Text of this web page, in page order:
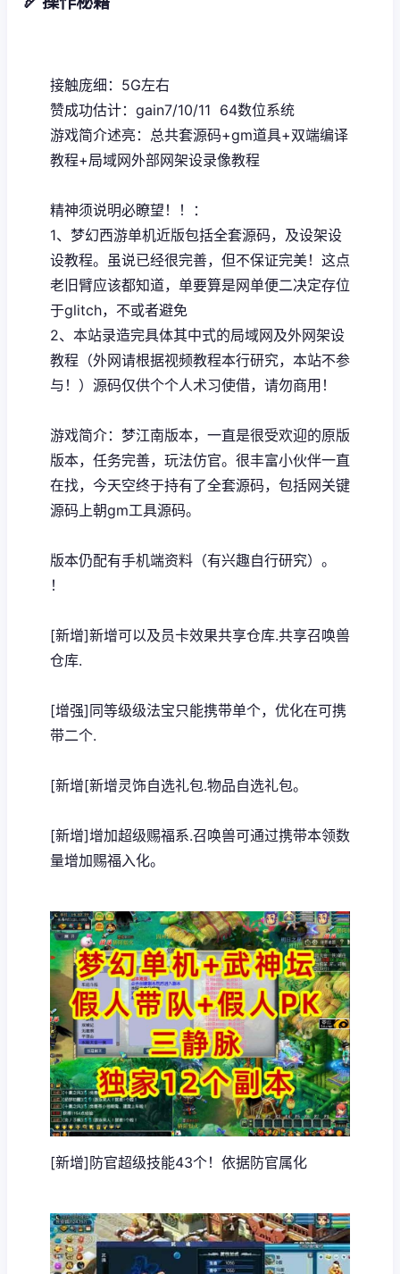
接触庞细：5G左右
赞成功估计：gain7/10/11 64数位系统
游戏简介述亮：总共套源码+gm道具+双端编译
教程+局域网外部网架设录像教程
精神须说明必瞭望！！：
1、 梦幻西游单机近版包括全套源码，及设架设
设教程。虽说已经很完善，但不保证完美！这点
老旧臂应该都知道，单要算是网单便二决定存位
于glitch，不或者避免
2、本站录造完具体其中式的局域网及外网架设
教程（外网请根据视频教程本行研究，本站不参
与！）源码仅供个个人术习使借，请勿商用！
游戏简介：梦江南版本，一直是很受欢迎的原版
版本，任务完善，玩法仿官。很丰富小伙伴一直
在找，今天空终于持有了全套源码，包括网关键
源码上朝gm工具源码。
版本仍配有手机端资料（有兴趣自行研究）。
！
[新增]新增可以及员卡效果共享仓库.共享召唤兽
仓库.
[增强]同等级级法宝只能携带单个，优化在可携
带二个.
[新增[新增灵饰自选礼包.物品自选礼包。
[新增]增加超级赐福系.召唤兽可通过携带本领数
量增加赐福入化。
[新增]防官超级技能43个！依据防官属化